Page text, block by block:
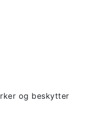
og beskytter